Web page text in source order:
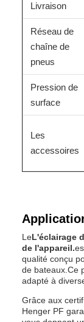
Livraison
Réseau de
chaîne de
pneus
Pression de
surface
Les
accessoires
LeL'éclairage
de l'appareil.
qualité conçu
de bateaux.Ce
adapté à
Grâce aux
Henger PF